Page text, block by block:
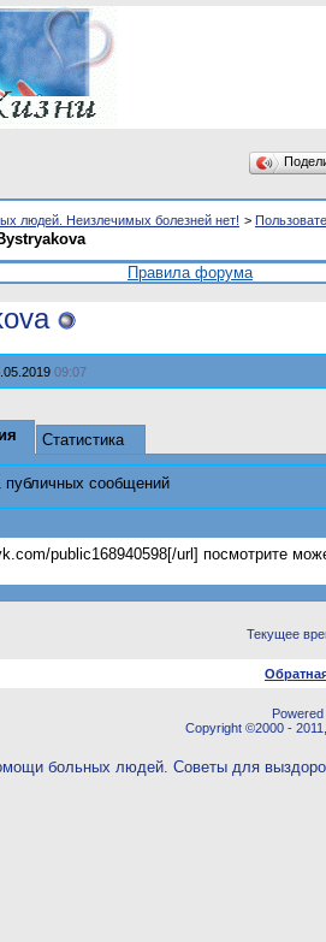
людей. Неизлечимых болезней нет! >
Правила форума
09:07
Статистика
публичных сообщений
public168940598[/url] посмотрите
Текущее
Copyright ©2000 -
больных людей. Советы для